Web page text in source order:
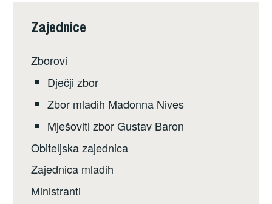
Zajednice
Zborovi
Dječji zbor
Zbor mladih Madonna Nives
Mješoviti zbor Gustav Baron
Obiteljska zajednica
Zajednica mladih
Ministranti